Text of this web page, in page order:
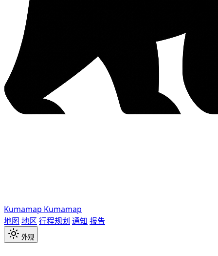
Kumamap Kumamap
地图 地区 行程规划 通知 报告
外观